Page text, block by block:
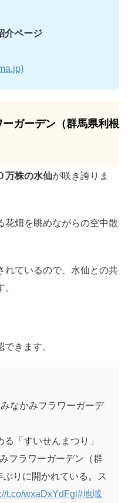
ページ
ガーデン（群馬県利根
万株の水仙が咲き誇りま
花畑を眺めながらの空中散
れているので、水仙との共
きます。
なかみフラワーガーデ
「すいせんまつり」
フラワーガーデン（群
りに開かれている。ス
t.co/wxaDxYdFgi#地域